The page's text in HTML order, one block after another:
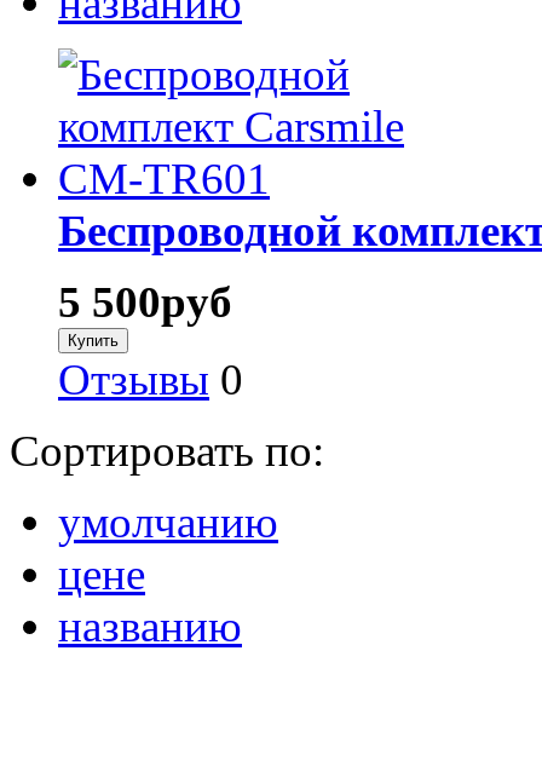
Беспроводной
5 500руб
Отзывы 0
Сортировать по:
умолчанию
цене
названию